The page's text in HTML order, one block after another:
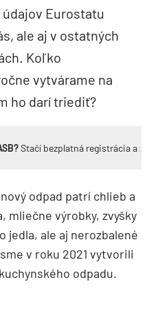
Eurostatu
ale aj v ostatných
Koľko
vytvárame na
ho darí triediť?
Stačí bezplatná registrácia a
odpad patrí chlieb a
mliečne výrobky, zvyšky
jedla, ale aj nerozbalené
v roku 2021 vytvorili
odpadu.